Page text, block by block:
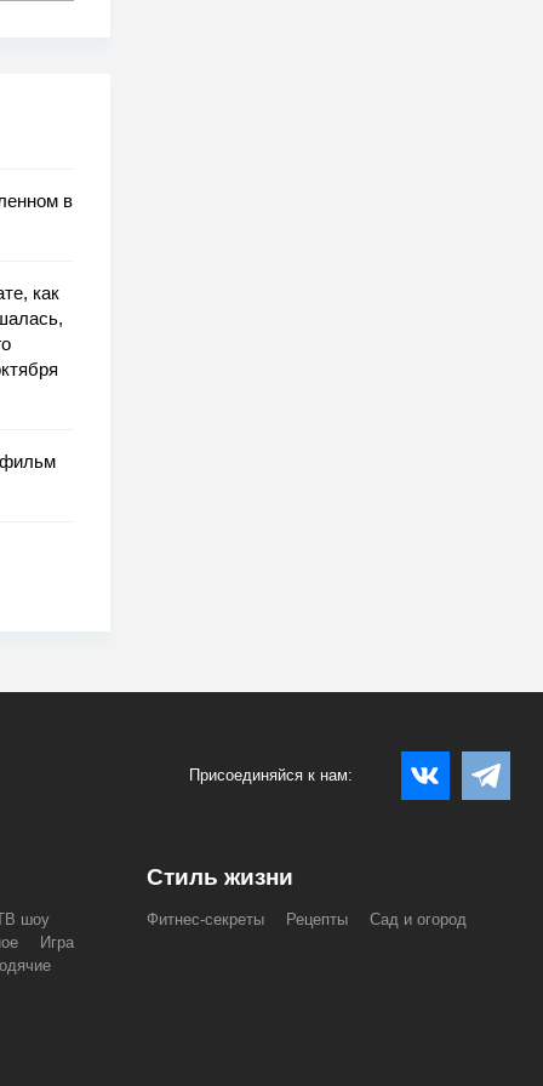
в
как
фильм
Присоединяйся к нам:
шоу
Игра
Стиль жизни
Фитнес-секреты Рецепты Сад и огород